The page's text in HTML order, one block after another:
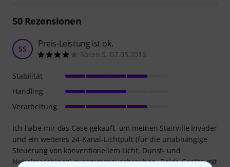
50Rezensionen
SS Preis-Leistung ist ok.
Sören S. 07.05.2016
Ich habe mir das Case gekauft, um meinen Stairville Invader
und ein weiteres 24-Kanal-Lichtpult (für die unabhängige
Steuerung von konventionellem Licht, Dunst- und
Nebelmaschinen) zusammenzuschrauben. Beide Geräte mit
Stabilität
Handling
Verarbeitung